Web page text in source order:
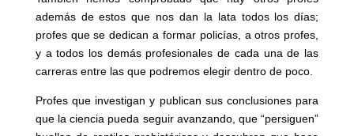
además de estos que nos dan la lata todos los días;
profes que se dedican a formar policías, a otros profes,
y a todos los demás profesionales de cada una de las
carreras entre las que podremos elegir dentro de poco.
Profes que investigan y publican sus conclusiones para
que la ciencia pueda seguir avanzando, que “persiguen”